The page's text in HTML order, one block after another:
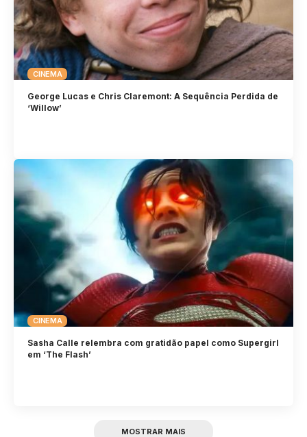
CINEMA
George Lucas e Chris Claremont: A Sequência Perdida de
‘Willow’
CINEMA
Sasha Calle relembra com gratidão papel como Supergirl
em ‘The Flash’
MOSTRAR MAIS